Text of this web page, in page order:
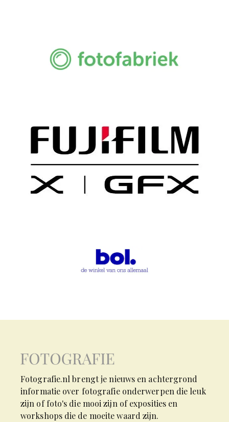
Fotografie.nl brengt je nieuws en achtergrond
informatie over fotografie onderwerpen die leuk
zijn of foto's die mooi zijn of exposities en
workshops die de moeite waard zijn.